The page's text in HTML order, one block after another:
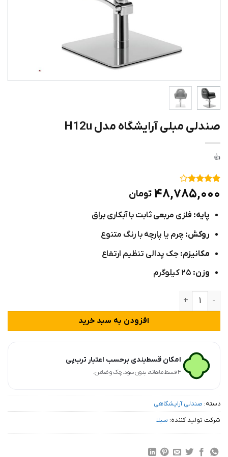
صندلی مبلی آرایشگاه مدل H12u
امتیاز
۴
از ۵
۱
مشتری
۴۸,۷۸۵,۰۰۰ تومان
پایه: فلزی مربعی ثابت با آبکاری براق
روکش: چرم یا پارچه با رنگ متنوع
مکانیزم: جک پدالی تنظیم ارتفاع
وزن: ۲۵ کیلوگرم
صندلی مبلی آرایشگاه مدل H12u عدد
افزودن به سبد خرید
امکان قسط‌بندی برحسب اعتبار ترب‌پی
۴ قسط ماهانه. بدون سود، چک و ضامن.
دسته: صندلی آرایشگاهی
شرکت تولید کننده: سیلا